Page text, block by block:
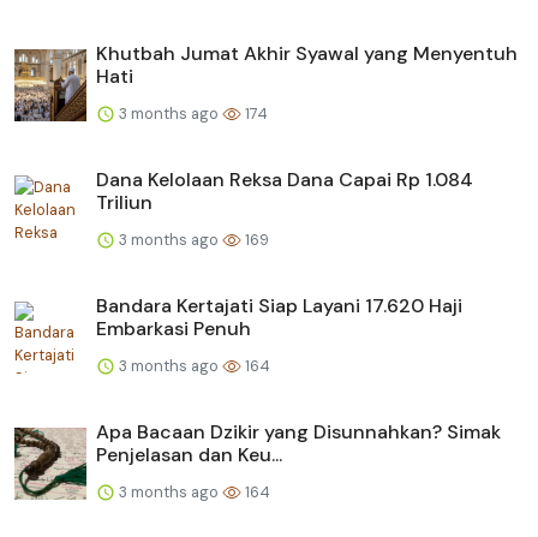
Khutbah Jumat Akhir Syawal yang Menyentuh
Hati
3 months ago 174
Dana Kelolaan Reksa Dana Capai Rp 1.084
Triliun
3 months ago 169
Bandara Kertajati Siap Layani 17.620 Haji
Embarkasi Penuh
3 months ago 164
Apa Bacaan Dzikir yang Disunnahkan? Simak
Penjelasan dan Keu...
3 months ago 164